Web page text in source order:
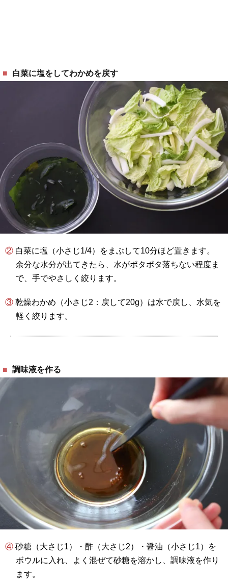
白菜に塩をしてわかめを戻す
② 白菜に塩（小さじ1/4）をまぶして10分ほど置きます。
余分な水分が出てきたら、水がポタポタ落ちない程度ま
で、手でやさしく絞ります。
③ 乾燥わかめ（小さじ2：戻して20g）は水で戻し、水気を
軽く絞ります。
調味液を作る
④ 砂糖（大さじ1）・酢（大さじ2）・醤油（小さじ1）を
ボウルに入れ、よく混ぜて砂糖を溶かし、調味液を作り
ます。